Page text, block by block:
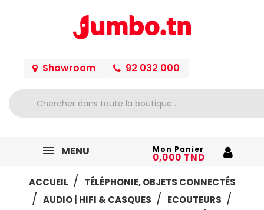
Showroom 92 032 000
MENU Mon Panier
0,000 TND
ACCUEIL
TÉLÉPHONIE, OBJETS CONNECTÉS
AUDIO | HIFI & CASQUES
ECOUTEURS